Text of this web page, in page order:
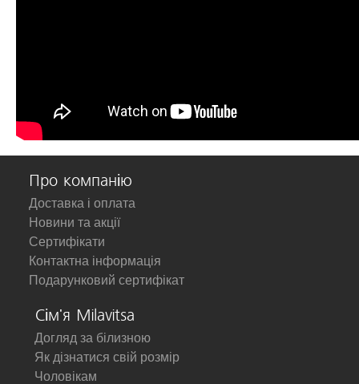
Про компанію
Доставка і оплата
Новини та акції
Сертифікати
Контактна інформація
Подарунковий сертифікат
Сім'я Milavitsa
Догляд за білизною
Як дізнатися свій розмір
Чоловікам